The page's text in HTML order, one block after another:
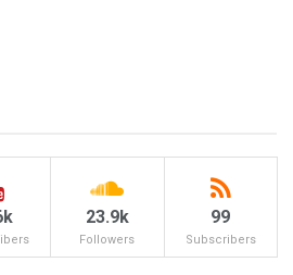
23.9k
Followers
99
Subscribers